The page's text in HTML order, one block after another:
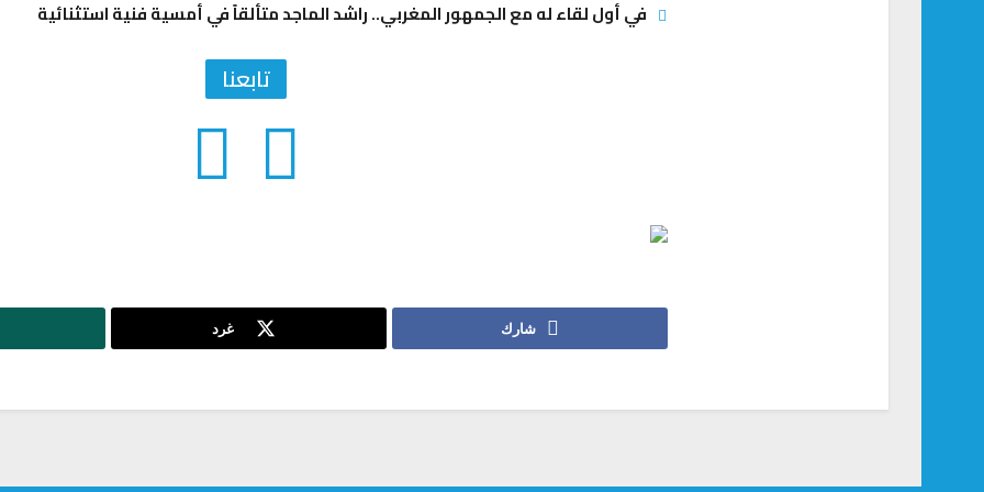
في أول لقاء له مع الجمهور المغربي.. راشد الماجد متألقاً في أمسية فنية استثنائية
تابعنا
شارك غرد